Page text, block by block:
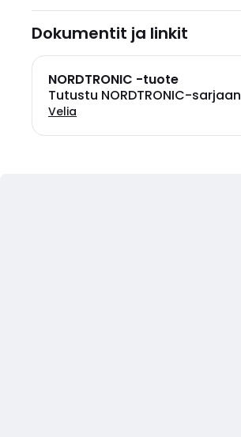
Dokumentit ja linkit
NORDTRONIC -tuote
Tutustu NORDTRONIC-sarjaan
Velia